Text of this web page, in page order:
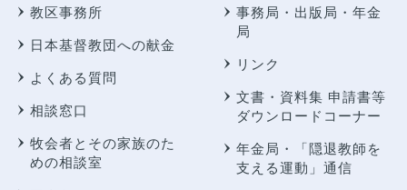
教区事務所
日本基督教団への献金
よくある質問
相談窓口
牧会者とその家族のた
めの相談室
事務局・出版局・年金
局
リンク
文書・資料集 申請書等
ダウンロードコーナー
年金局・
「隠退教師を
支える運動」通信